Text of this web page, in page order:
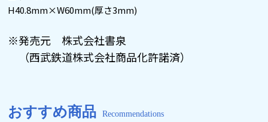
H40.8mm×W60mm(厚さ3mm)
※発売元 株式会社書泉
（西武鉄道株式会社商品化許諾済）
おすすめ商品 Recommendations